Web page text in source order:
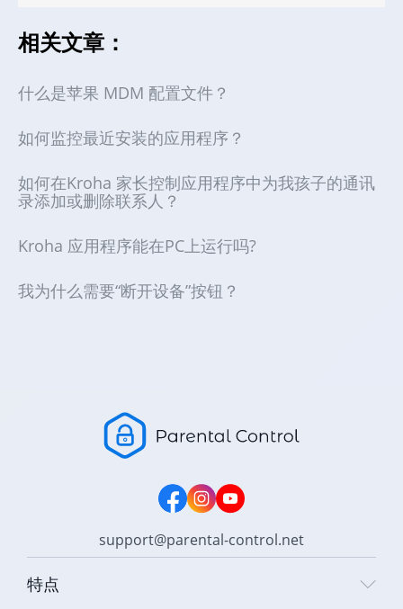
相关文章：
什么是苹果 MDM 配置文件？
如何监控最近安装的应用程序？
如何在Kroha 家长控制应用程序中为我孩子的通讯
录添加或删除联系人？
Kroha 应用程序能在PC上运行吗?
我为什么需要“断开设备”按钮？
support@parental-control.net
特点